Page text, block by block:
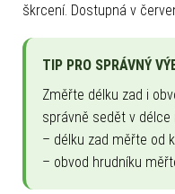
škrcení. Dostupná v
TIP PRO SPRÁVNÝ
Změřte délku zad i
správně sedět v délce
– délku zad měřte od
– obvod hrudníku